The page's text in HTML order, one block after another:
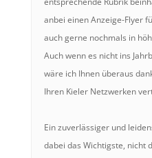
anbei einen Anzeige-Flyer
auch gerne nochmals in
Auch wenn es nicht ins
wäre ich Ihnen überaus
Ihren Kieler Netzwerken
Ein zuverlässiger und
dabei das Wichtigste, nicht